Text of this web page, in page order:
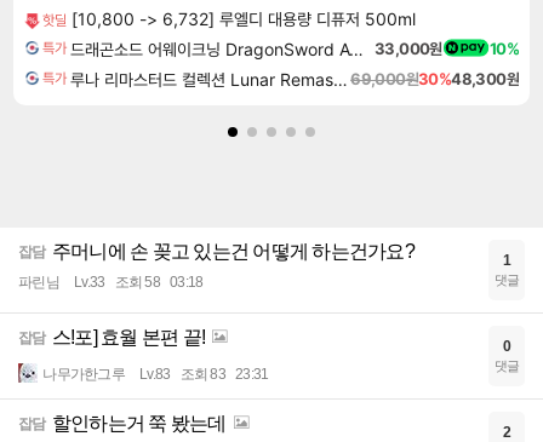
핫딜 [10,800 -> 6,732] 루엘디 대용량 디퓨저 500ml
특가 드래곤소드 어웨이크닝 DragonSword Awakening 33,000원 10%
특가 루나 리마스터드 컬렉션 Lunar Remastered Collection69,000원30%48,300원
잡담 주머니에 손 꽂고 있는건 어떻게 하는건가요?
파린님 Lv.33 조회 58 03:18
1
댓글
잡담 스!포] 효월 본편 끝!
나무가한그루 Lv.83 조회 83 23:31
0
댓글
잡담 할인하는거 쭉 봤는데 2